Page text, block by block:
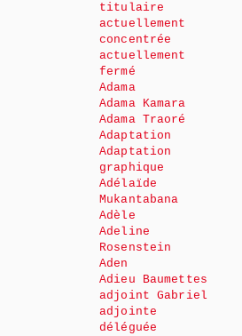
titulaire
actuellement
concentrée
actuellement
fermé
Adama
Adama Kamara
Adama Traoré
Adaptation
Adaptation
graphique
Adélaïde
Mukantabana
Adèle
Adeline
Rosenstein
Aden
Adieu Baumettes
adjoint Gabriel
adjointe
déléguée